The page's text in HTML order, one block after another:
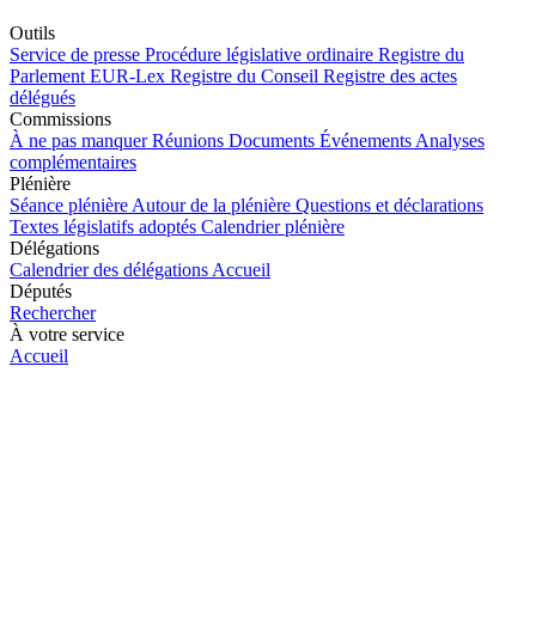
Outils
Service de presse Procédure législative ordinaire Registre du
Parlement EUR-Lex Registre du Conseil Registre des actes
délégués
Commissions
À ne pas manquer Réunions Documents Événements Analyses
complémentaires
Plénière
Séance plénière Autour de la plénière Questions et déclarations
Textes législatifs adoptés Calendrier plénière
Délégations
Calendrier des délégations Accueil
Députés
Rechercher
À votre service
Accueil